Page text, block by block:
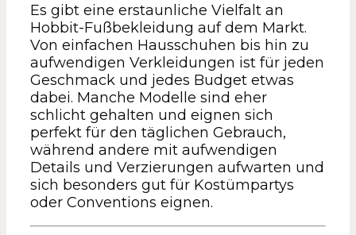
Es gibt eine erstaunliche Vielfalt an
Hobbit-Fußbekleidung auf dem Markt.
Von einfachen Hausschuhen bis hin zu
aufwendigen Verkleidungen ist für jeden
Geschmack und jedes Budget etwas
dabei. Manche Modelle sind eher
schlicht gehalten und eignen sich
perfekt für den täglichen Gebrauch,
während andere mit aufwendigen
Details und Verzierungen aufwarten und
sich besonders gut für Kostümpartys
oder Conventions eignen.